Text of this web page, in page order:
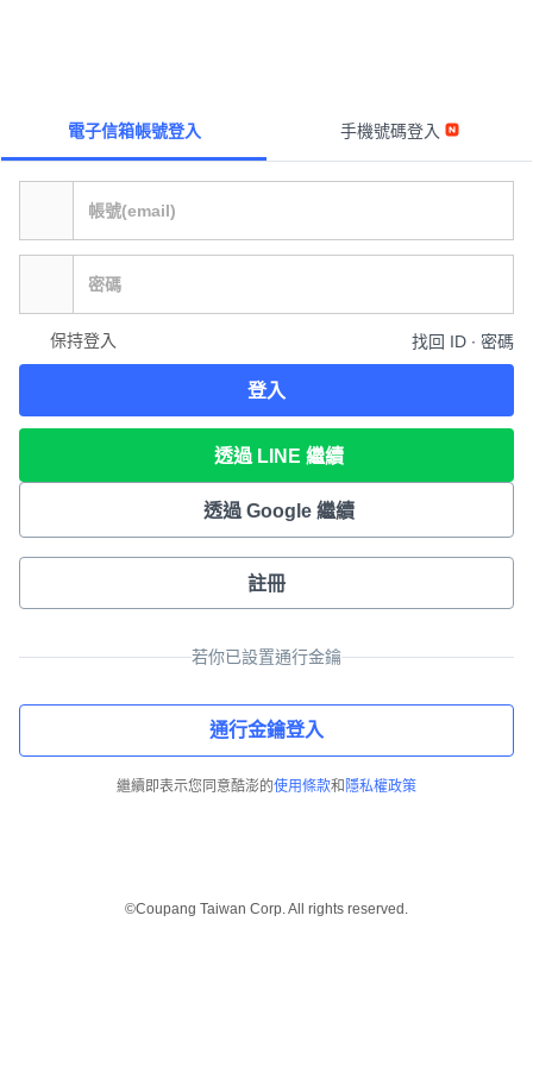
電子信箱帳號登入 手機號碼登入
保持登入 找回 ID ∙ 密碼
登入
透過 LINE 繼續
透過 Google 繼續
註冊
若你已設置通行金鑰
通行金鑰登入
繼續即表示您同意酷澎的使用條款和 隱私權政策
©Coupang Taiwan Corp. All rights reserved.